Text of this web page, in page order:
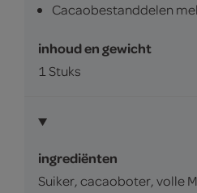
Cacaobestanddelen
inhoud en gewicht
1 Stuks
ingrediënten
Suiker, cacaoboter, volle